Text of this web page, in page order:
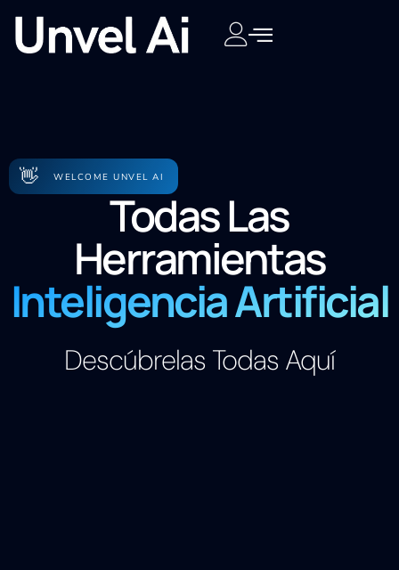
👋 WELCOME UNVEL AI
Todas Las
Herramientas
Inteligencia Artificial
Descúbrelas Todas Aquí